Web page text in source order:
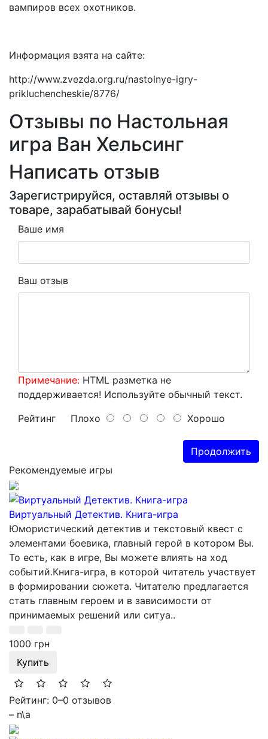
вампиров всех охотников.
Информация взята на сайте:
http://www.zvezda.org.ru/nastolnye-igry-
prikluchencheskie/8776/
Отзывы по Настольная
игра Ван Хельсинг
Написать отзыв
Зарегистрируйся, оставляй отзывы о
товаре, зарабатывай бонусы!
Ваше имя
Ваш отзыв
Примечание: HTML разметка не
поддерживается! Используйте обычный текст.
Рейтинг Плохо Хорошо
Продолжить
Рекомендуемые игры
Виртуальный Детектив. Книга-игра
Юмористический детектив и текстовый квест с
элементами боевика, главный герой в котором Вы.
То есть, как в игре, Вы можете влиять на ход
событий.Книга-игра, в которой читатель участвует
в формировании сюжета. Читателю предлагается
стать главным героем и в зависимости от
принимаемых решений или ситуа..
1000 грн
Купить
Рейтинг: 0–0 отзывов
– n\a